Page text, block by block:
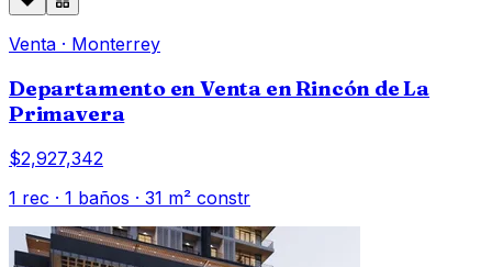
Venta · Monterrey
Departamento en Venta en Rincón de La
Primavera
$2,927,342
1 rec · 1 baños · 31 m² constr